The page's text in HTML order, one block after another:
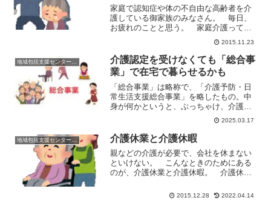
家庭で認知症や体の不自由な高齢者を介
護している御家族のみなさん。 毎日、
お疲れのことと思う。 家庭介護って、
本やドラマで見るほど簡単じゃないから
ね。 「認知症の家族がいて、わかって
いるけどつい大声でしかってしまう」
「家庭介護していて、つい...
2015.11.23
介護認定を受けなくても「総合事
業」で在宅で暮らせるかも
「総合事業」は略称で、「介護予防・日
常生活支援総合事業」を略したもの。中
身が何かというと、ぶっちゃけ、介護申
請をせずに、一部分の介護保険のサービ
スを使うことが出来たり、安く運動教室
に通えたり、シルバー人材センターを利
用できたりする。
2025.03.17
介護休業と介護休暇
親などの介護が必要で、会社を休まない
といけない。 こんなときのためにある
のが、介護休業と介護休暇。 介護休業
は？介護休業とは「要介護状態にある対
2015.12.28 2022.04.14